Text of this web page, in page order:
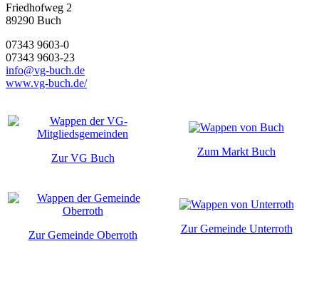
Friedhofweg 2
89290 Buch
07343 9603-0
07343 9603-23
info@vg-buch.de
www.vg-buch.de/
Zur VG Buch
Zum Markt Buch
Zur Gemeinde Oberroth
Zur Gemeinde Unterroth